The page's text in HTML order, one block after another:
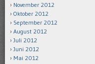
November 2012
Oktober 2012
September 2012
August 2012
Juli 2012
Juni 2012
Mai 2012